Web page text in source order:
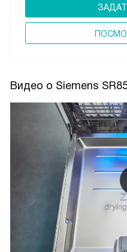
Видео о Siemens